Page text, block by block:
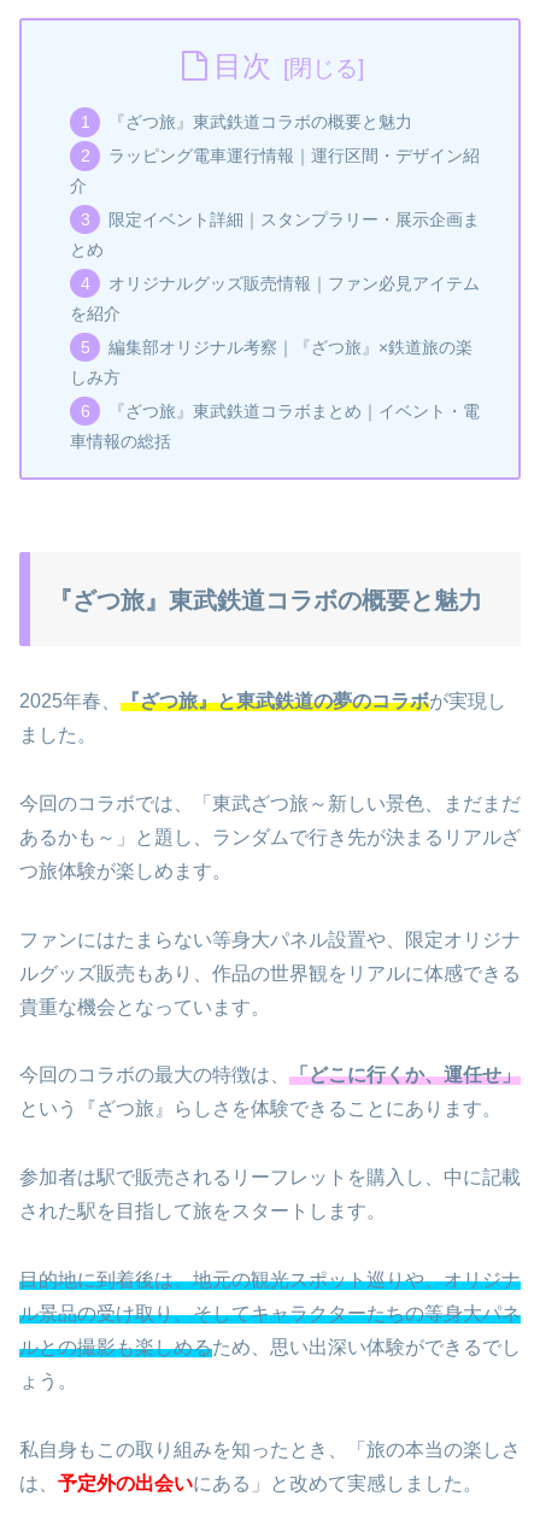
目次
『ざつ旅』東武鉄道コラボの概要と魅力
ラッピング電車運行情報｜運行区間・デザイン紹
介
限定イベント詳細｜スタンプラリー・展示企画ま
とめ
オリジナルグッズ販売情報｜ファン必見アイテム
を紹介
編集部オリジナル考察｜『ざつ旅』×鉄道旅の楽
しみ方
『ざつ旅』東武鉄道コラボまとめ｜イベント・電
車情報の総括
『ざつ旅』東武鉄道コラボの概要と魅力
2025年春、 『ざつ旅』と東武鉄道の夢のコラボが実現し
ました。
今回のコラボでは、「東武ざつ旅～新しい景色、まだまだ
あるかも～」と題し、ランダムで行き先が決まるリアルざ
つ旅体験が楽しめます。
ファンにはたまらない等身大パネル設置や、限定オリジナ
ルグッズ販売もあり、作品の世界観をリアルに体感できる
貴重な機会となっています。
今回のコラボの最大の特徴は、 「どこに行くか、運任せ」
という『ざつ旅』らしさを体験できることにあります。
参加者は駅で販売されるリーフレットを購入し、中に記載
された駅を目指して旅をスタートします。
目的地に到着後は、地元の観光スポット巡りや、オリジナ
ル景品の受け取り、そしてキャラクターたちの等身大パネ
ルとの撮影も楽しめるため、思い出深い体験ができるでし
ょう。
私自身もこの取り組みを知ったとき、「旅の本当の楽しさ
は、 予定外の出会いにある」と改めて実感しました。